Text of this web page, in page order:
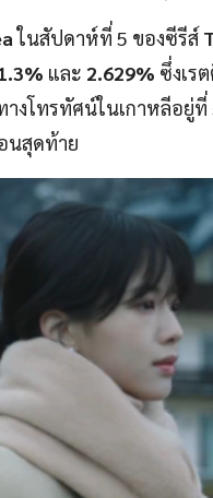
ในสัปดาห์ที่ 5 ของซีรีส์
และ 2.629% ซึ่งเร
งโทรทัศน์ในเกาหลีอยู่
นสุดท้าย